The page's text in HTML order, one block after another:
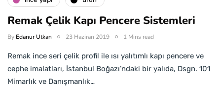
Remak Çelik Kapı Pencere Sistemleri
By Edanur Utkan 23 Haziran 2019 1 Mins read
Remak ince seri çelik profil ile ısı yalıtımlı kapı pencere ve
cephe imalatları, İstanbul Boğazı’ndaki bir yalıda, Dsgn. 101
Mimarlık ve Danışmanlık…